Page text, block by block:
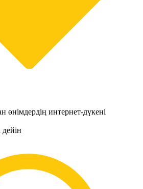
өнімдердің интернет-дүкені